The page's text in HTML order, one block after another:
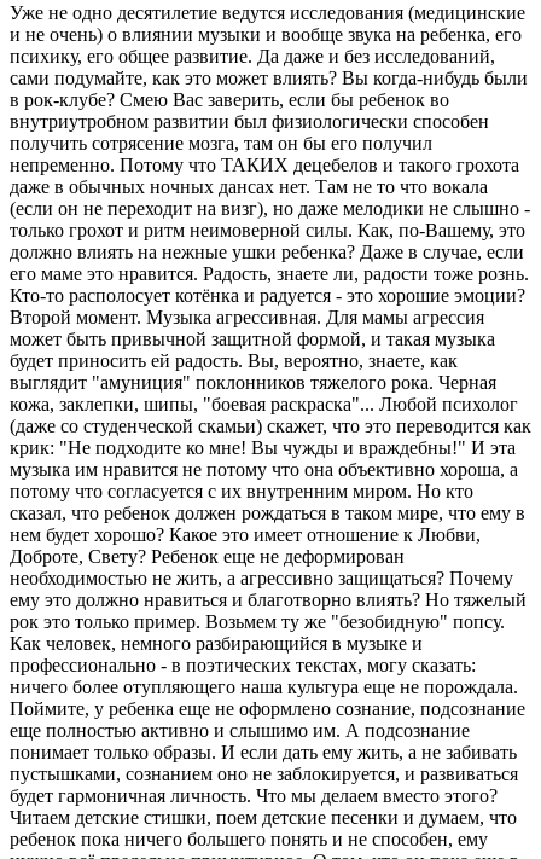
Уже не одно десятилетие ведутся исследования (медицинские
и не очень) о влиянии музыки и вообще звука на ребенка, его
психику, его общее развитие. Да даже и без исследований,
сами подумайте, как это может влиять? Вы когда-нибудь были
в рок-клубе? Смею Вас заверить, если бы ребенок во
внутриутробном развитии был физиологически способен
получить сотрясение мозга, там он бы его получил
непременно. Потому что ТАКИХ децебелов и такого грохота
даже в обычных ночных дансах нет. Там не то что вокала
(если он не переходит на визг), но даже мелодики не слышно -
только грохот и ритм неимоверной силы. Как, по-Вашему, это
должно влиять на нежные ушки ребенка? Даже в случае, если
его маме это нравится. Радость, знаете ли, радости тоже рознь.
Кто-то располосует котёнка и радуется - это хорошие эмоции?
Второй момент. Музыка агрессивная. Для мамы агрессия
может быть привычной защитной формой, и такая музыка
будет приносить ей радость. Вы, вероятно, знаете, как
выглядит "амуниция" поклонников тяжелого рока. Черная
кожа, заклепки, шипы, "боевая раскраска"... Любой психолог
(даже со студенческой скамьи) скажет, что это переводится как
крик: "Не подходите ко мне! Вы чужды и враждебны!" И эта
музыка им нравится не потому что она объективно хороша, а
потому что согласуется с их внутренним миром. Но кто
сказал, что ребенок должен рождаться в таком мире, что ему в
нем будет хорошо? Какое это имеет отношение к Любви,
Доброте, Свету? Ребенок еще не деформирован
необходимостью не жить, а агрессивно защищаться? Почему
ему это должно нравиться и благотворно влиять? Но тяжелый
рок это только пример. Возьмем ту же "безобидную" попсу.
Как человек, немного разбирающийся в музыке и
профессионально - в поэтических текстах, могу сказать:
ничего более отупляющего наша культура еще не порождала.
Поймите, у ребенка еще не оформлено сознание, подсознание
еще полностью активно и слышимо им. А подсознание
понимает только образы. И если дать ему жить, а не забивать
пустышками, сознанием оно не заблокируется, и развиваться
будет гармоничная личность. Что мы делаем вместо этого?
Читаем детские стишки, поем детские песенки и думаем, что
ребенок пока ничего большего понять и не способен, ему